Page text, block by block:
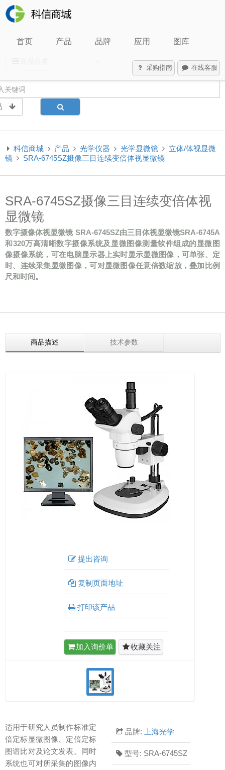
首页 产品 品牌 应用 图库
采购指南 在线客服
科信商城 产品 光学仪器 光学显微镜
立体/体视显微
镜
SRA-6745SZ摄像三目连续变倍体视显微镜
SRA-6745SZ摄像三目连续变倍体视
显微镜
数字摄像体视显微镜 SRA-6745SZ由三目体视显微镜SRA-6745A
和320万高清晰数字摄像系统及显微图像测量软件组成的显微图
像摄像系统，可在电脑显示器上实时显示显微图像，可单张、定
时、连续采集显微图像，可对显微图像任意倍数缩放，叠加比例
尺和时间。
商品描述 技术参数
提出咨询
复制页面地址
打印该产品
加入询价单 收藏关注
品牌: 上海光学
型号: SRA-6745SZ
适用于研究人员制作标准定
倍定标显微图像、定倍定标
图谱比对及论文发表。同时
系统也可对所采集的图像内